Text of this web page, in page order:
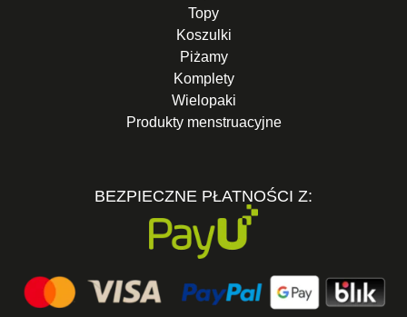
Topy
Koszulki
Piżamy
Komplety
Wielopaki
Produkty menstruacyjne
BEZPIECZNE PŁATNOŚCI Z: